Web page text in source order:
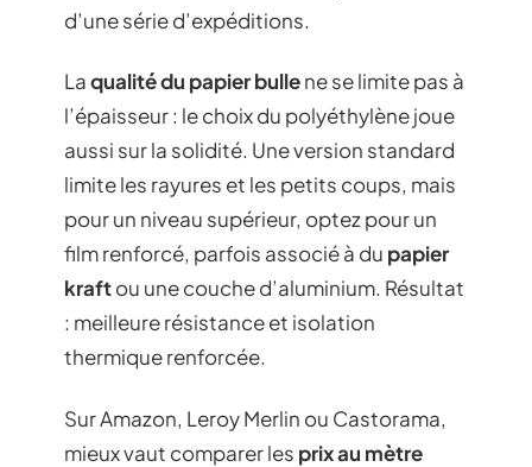
d’une série d’expéditions.
Laqualité du papier bullene se limite pas à
l’épaisseur : le choix du polyéthylène joue
aussi sur la solidité. Une version standard
limite les rayures et les petits coups, mais
pour un niveau supérieur, optez pour un
film renforcé, parfois associé à du papier
kraftou une couche d’aluminium. Résultat
: meilleure résistance et isolation
thermique renforcée.
Sur Amazon, Leroy Merlin ou Castorama,
mieux vaut comparer les prix au mètre